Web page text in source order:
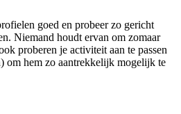
goed en probeer zo gericht
Niemand houdt ervan om zomaar
proberen je activiteit aan te passen
om hem zo aantrekkelijk mogelijk te